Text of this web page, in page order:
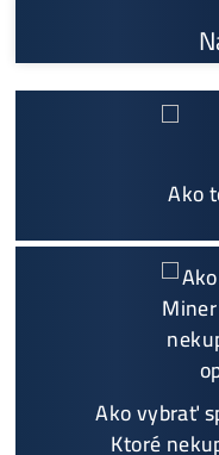
Najväčší
predajca
Garancia
Možnosť
Sme jediný